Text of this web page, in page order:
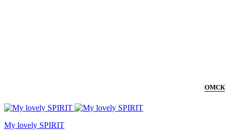
ОМСК
Мy lovely SPIRIT